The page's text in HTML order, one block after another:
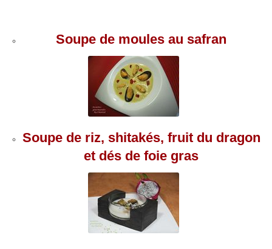
Soupe de moules au safran
Soupe de riz, shitakés, fruit du dragon
et dés de foie gras